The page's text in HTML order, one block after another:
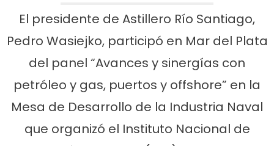
El presidente de Astillero Río Santiago,
Pedro Wasiejko, participó en Mar del Plata
del panel “Avances y sinergías con
petróleo y gas, puertos y offshore” en la
Mesa de Desarrollo de la Industria Naval
que organizó el Instituto Nacional de